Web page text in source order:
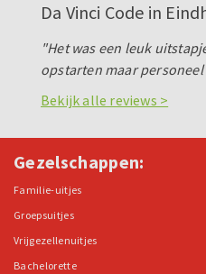
Da Vinci Code in
"Het was een leuk
opstarten maar
Bekijk alle reviews >
Gezelschappen:
Familie-uitjes
Groepsuitjes
Vrijgezellenuitjes
Bachelorette